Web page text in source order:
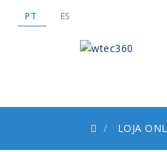
PT ES
LOJA